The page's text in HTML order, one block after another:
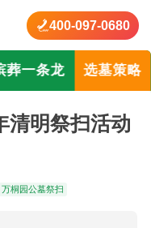
400-097-0680
葬一条龙 选墓策略
清明祭扫活动
万桐园公墓祭扫